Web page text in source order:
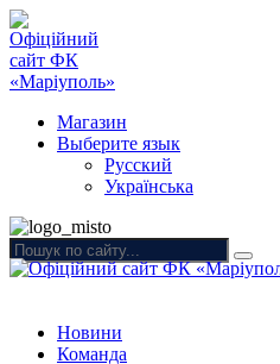
Магазин
Выберите язык
Русский
Українська
Новини
Команда